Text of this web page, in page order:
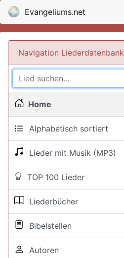
Evangeliums.net
Navigation Liederdatenbank
Home
Alphabetisch sortiert
Lieder mit Musik (MP3)
TOP 100 Lieder
Liederbücher
Bibelstellen
Autoren